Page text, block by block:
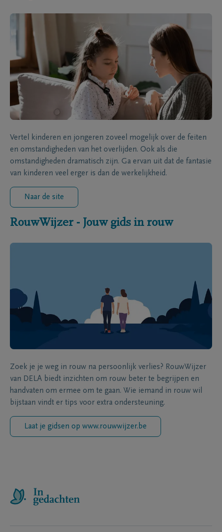
Vertel kinderen en jongeren zoveel mogelijk over de feiten
en omstandigheden van het overlijden. Ook als die
omstandigheden dramatisch zijn. Ga ervan uit dat de fantasie
van kinderen veel erger is dan de werkelijkheid.
Naar de site
RouwWijzer - Jouw gids in rouw
Zoek je je weg in rouw na persoonlijk verlies? RouwWijzer
van DELA biedt inzichten om rouw beter te begrijpen en
handvaten om ermee om te gaan. Wie iemand in rouw wil
bijstaan vindt er tips voor extra ondersteuning.
Laat je gidsen op www.rouwwijzer.be